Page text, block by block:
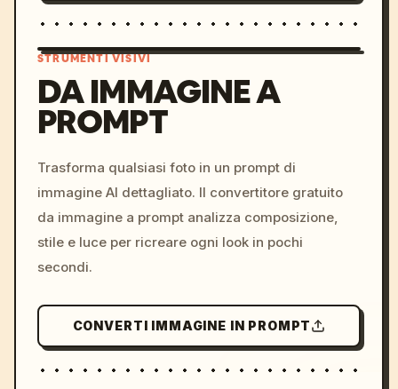
colors, 8k --v 6.0
STRUMENTI VISIVI
DA IMMAGINE A
PROMPT
Trasforma qualsiasi foto in un prompt di
immagine AI dettagliato. Il convertitore gratuito
da immagine a prompt analizza composizione,
stile e luce per ricreare ogni look in pochi
secondi.
CONVERTI IMMAGINE IN PROMPT